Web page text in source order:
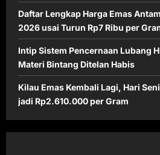
Daftar Lengkap Harga Emas
2026 usai Turun Rp7 Ribu per
Intip Sistem Pencernaan Lubang
Materi Bintang Ditelan Habis
Kilau Emas Kembali Lagi, Hari
jadi Rp2.610.000 per Gram